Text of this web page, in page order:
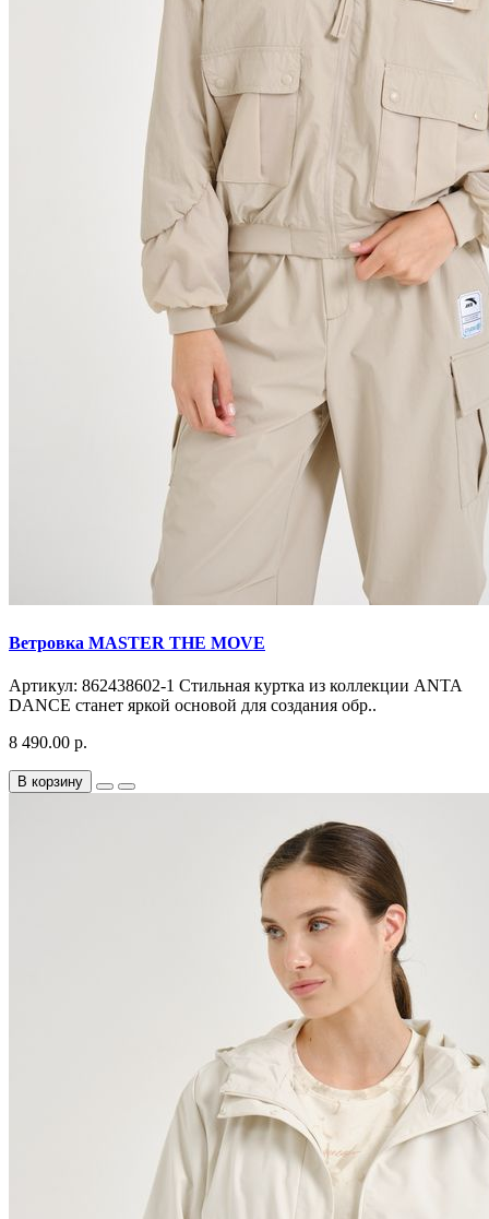
Ветровка MASTER THE MOVE
Артикул: 862438602-1 Стильная куртка из коллекции ANTA
DANCE станет яркой основой для создания обр..
8 490.00 р.
В корзину